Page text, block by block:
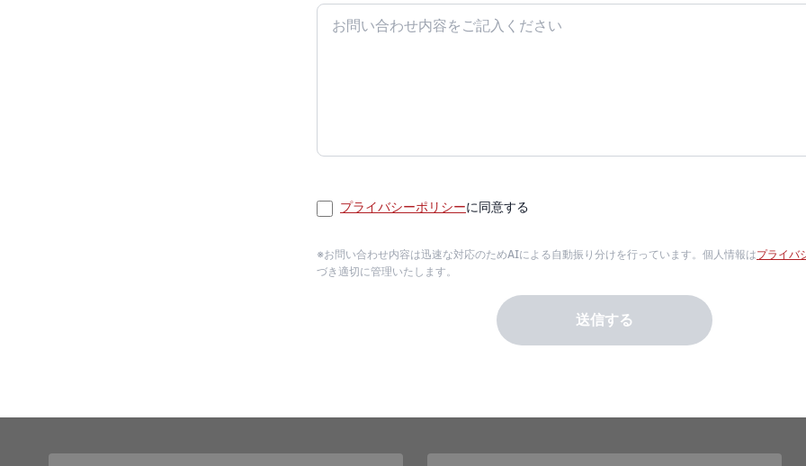
プライバシーポリシーに同意する
※お問い合わせ内容は迅速な対応のためAIによる自動振り分けを行っています。個人情報はプライバ
づき適切に管理いたします。
送信する